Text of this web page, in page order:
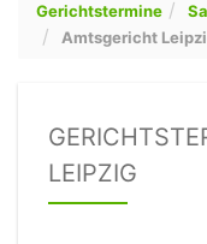
Gerichtstermine
Amtsgericht
LEIPZIG